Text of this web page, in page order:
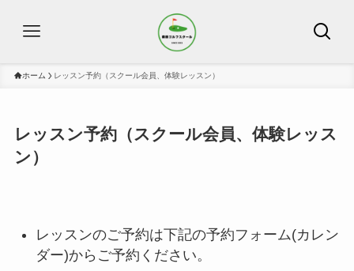
ホーム レッスン予約（スクール会員、体験レッスン）
レッスン予約（スクール会員、体験レッス
ン）
レッスンのご予約は下記の予約フォーム(カレン
ダー)からご予約ください。